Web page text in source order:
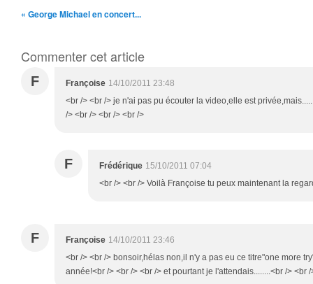
« George Michael en concert...
Commenter cet article
F Françoise 14/10/2011 23:48
<br /> <br /> je n'ai pas pu écouter la video,elle est
/> <br /> <br /> <br />
F Frédérique 15/10/2011 07:04
<br /> <br /> Voilà Françoise tu peux maintenant la
F Françoise 14/10/2011 23:46
<br /> <br /> bonsoir,hélas non,il n'y a pas eu ce titre"one more
année!<br /> <br /> <br /> et pourtant je l'attendais........<br /> <br /